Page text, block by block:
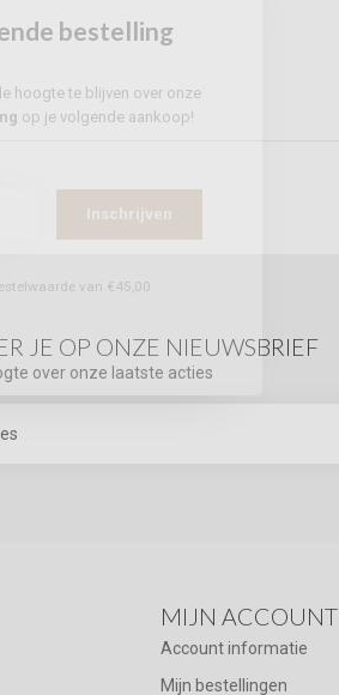
JE OP ONZE NIEUWSBRIEF
over onze laatste acties
MIJN ACCOUNT
Account informatie
Mijn bestellingen
bestelling
hoogte te blijven over onze
op je volgende aankoop!
Inschrijven
van €45,00